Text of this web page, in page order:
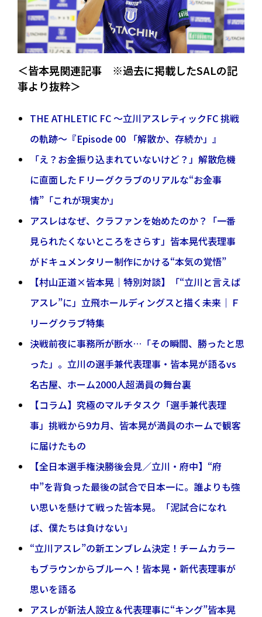
＜皆本晃関連記事 ※過去に掲載したSALの記
事より抜粋＞
THE ATHLETIC FC ～立川アスレティックFC 挑戦
の軌跡～『Episode 00 「解散か、存続か」』
「え？お金振り込まれていないけど？」解散危機
に直面したＦリーグクラブのリアルな“お金事
情”「これが現実か」
アスレはなぜ、クラファンを始めたのか？「一番
見られたくないところをさらす」皆本晃代表理事
がドキュメンタリー制作にかける“本気の覚悟”
【村山正道×皆本晃｜特別対談】「“立川と言えば
アスレ”に」立飛ホールディングスと描く未来｜Ｆ
リーグクラブ特集
決戦前夜に事務所が断水…「その瞬間、勝ったと思
った」。立川の選手兼代表理事・皆本晃が語るvs
名古屋、ホーム2000人超満員の舞台裏
【コラム】究極のマルチタスク「選手兼代表理
事」挑戦から9カ月、皆本晃が満員のホームで観客
に届けたもの
【全日本選手権決勝後会見／立川・府中】“府
中”を背負った最後の試合で日本一に。誰よりも強
い思いを懸けて戦った皆本晃。「泥試合になれ
ば、僕たちは負けない」
“立川アスレ”の新エンブレム決定！チームカラー
もブラウンからブルーへ！皆本晃・新代表理事が
思いを語る
アスレが新法人設立＆代表理事に“キング”皆本晃